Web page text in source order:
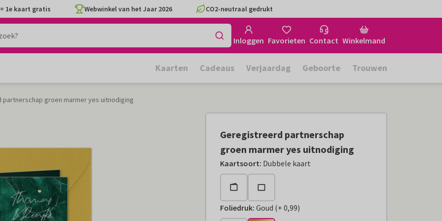
1e kaart gratis Webwinkel van het Jaar 2026 CO2-neutraal gedrukt
Inloggen Favorieten Contact Winkelmand
Kaarten Cadeaus Verjaardag Geboorte Trouwen
groen marmer yes uitnodiging
Geregistreerd partnerschap
groen marmer yes uitnodiging
Kaartsoort: Dubbele kaart
Foliedruk:Goud (+ 0,99)